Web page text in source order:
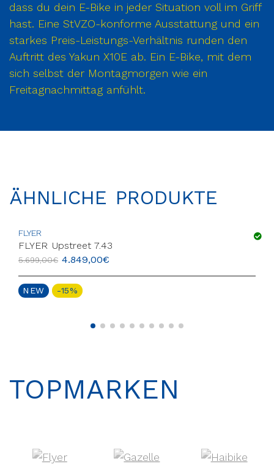
dass du dein E-Bike in jeder Situation voll im Griff
hast. Eine StVZO-konforme Ausstattung und ein
starkes Preis-Leistungs-Verhältnis runden den
Auftritt des Yakun X10E ab. Ein E-Bike, mit dem
sich selbst der Montagmorgen wie ein
Freitagnachmittag anfühlt.
ÄHNLICHE PRODUKTE
FLYER
FLYER Upstreet 7.43
5.699,00€ 4.849,00€
NEW -15%
TOPMARKEN